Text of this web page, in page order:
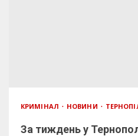
КРИМІНАЛ НОВИНИ
За тиждень у